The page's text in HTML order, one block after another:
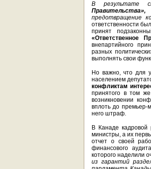
В результате
Правительства»,
предотвращение
ответственности
принят
«Ответственное
внепартийного
разных
выполнять свои
Но важно, что для
населением
конфликтам
принятого в том
возникновении
вплоть до премьер-
него штраф.
В Канаде кадровой
министры, а их
отчет о своей
финансового
которого наделили
из гарантий